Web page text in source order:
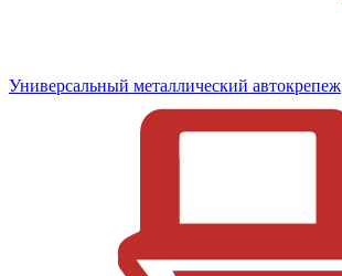
Универсальный металлический автокрепеж